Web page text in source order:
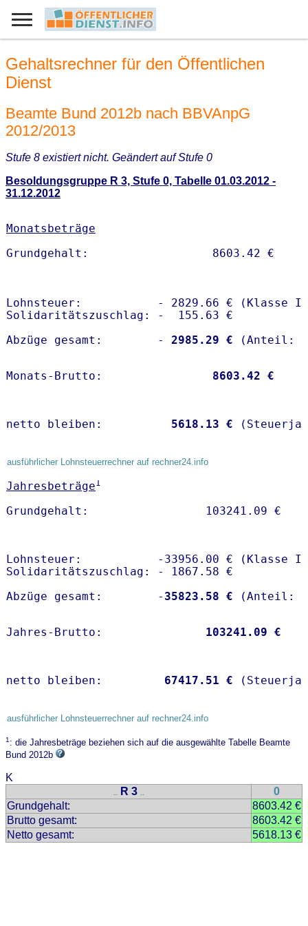
Gehaltsrechner für den Öffentlichen
Dienst
Beamte Bund 2012b nach BBVAnpG
2012/2013
Stufe 8 existiert nicht. Geändert auf Stufe 0
Besoldungsgruppe R 3, Stufe 0, Tabelle 01.03.2012 -
31.12.2012
Monatsbeträge
Lohnsteuer:           - 2829.66 € (Klasse I)
Solidaritätszuschlag: -  155.63 €
Abzüge gesamt:        -
2985.29 €
Monats-Brutto: 8603.42 €
netto bleiben: 5618.13 €
ausführlicher Lohnsteuerrechner auf rechner24.info
Jahresbeträge1
Lohnsteuer:           -33956.00 € (Klasse I)
Solidaritätszuschlag: - 1867.58 €
Abzüge gesamt:        - 35823.58 €
Jahres-Brutto: 103241.09 €
netto bleiben: 67417.51 €
ausführlicher Lohnsteuerrechner auf rechner24.info
1: die Jahresbeträge beziehen sich auf die ausgewählte Tabelle Beamte
Bund 2012b
K
.. R 3 ..
0
Grundgehalt:
8603.42 €
Brutto gesamt:
8603.42 €
Netto gesamt:
5618.13 €